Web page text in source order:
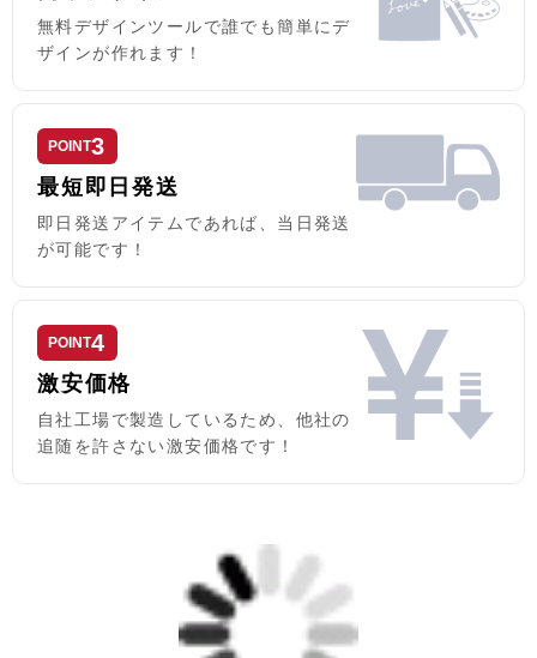
無料デザインツールで誰でも簡単にデ
ザインが作れます！
POINT3
最短即日発送
即日発送アイテムであれば、当日発送
が可能です！
POINT4
激安価格
自社工場で製造しているため、他社の
追随を許さない激安価格です！